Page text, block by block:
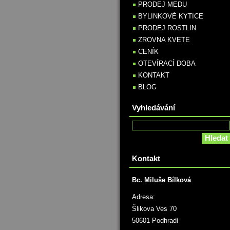
PRODEJ MEDU
BYLINKOVÉ KYTICE
PRODEJ ROSTLIN
ZROVNA KVETE
CENÍK
OTEVÍRACÍ DOBA
KONTAKT
BLOG
Vyhledávání
Kontakt
Bc. Miluše Bílková
Adresa:
Šlikova Ves 70
50601 Podhradí